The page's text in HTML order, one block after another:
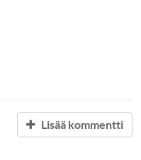
Lisää kommentti